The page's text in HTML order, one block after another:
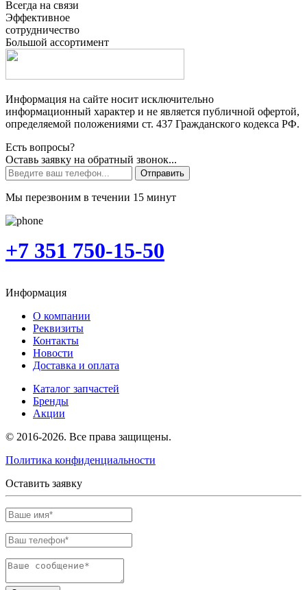
Всегда на связи
Эффективное
сотрудничество
Большой ассортимент
Информация на сайте носит исключительно
информационный характер и не является публичной офертой,
определяемой положениями ст. 437 Гражданского кодекса РФ.
Есть вопросы?
Оставь заявку на обратный звонок...
Отправить
Мы перезвоним в течении 15 минут
+7 351 750-15-50
Информация
О компании
Реквизиты
Контакты
Новости
Доставка и оплата
Каталог запчастей
Бренды
Акции
© 2016-2026. Все права защищены.
Политика конфиденциальности
Оставить заявку